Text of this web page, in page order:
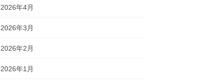
2026年4月
2026年3月
2026年2月
2026年1月